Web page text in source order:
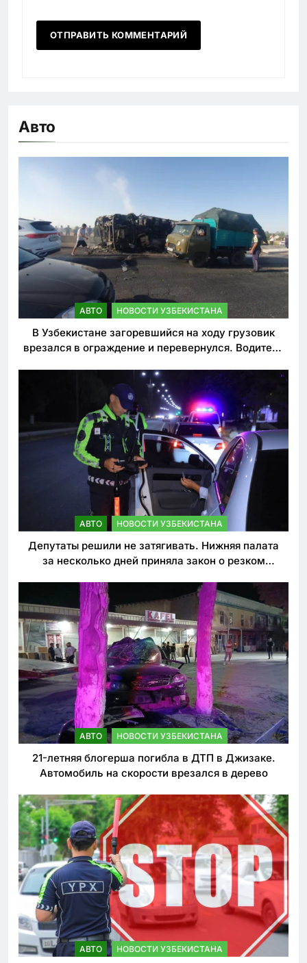
Авто
АВТО НОВОСТИ УЗБЕКИСТАНА
В Узбекистане загоревшийся на ходу грузовик
врезался в ограждение и перевернулся. Водитель
АВТО НОВОСТИ УЗБЕКИСТАНА
Депутаты решили не затягивать. Нижняя палата
за несколько дней приняла закон о резком
АВТО НОВОСТИ УЗБЕКИСТАНА
21-летняя блогерша погибла в ДТП в Джизаке.
Автомобиль на скорости врезался в дерево
АВТО НОВОСТИ УЗБЕКИСТАНА